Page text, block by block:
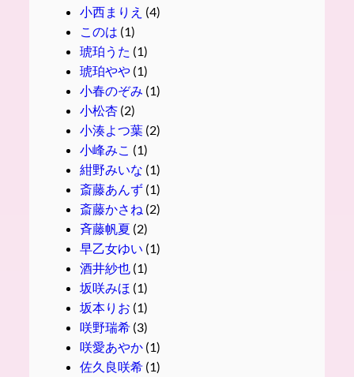
小西まりえ (4)
このは (1)
琥珀うた (1)
琥珀やや(1)
小春のぞみ (1)
小松杏(2)
小湊よつ葉(2)
小峰みこ (1)
紺野みいな (1)
斎藤あんず(1)
斎藤かさね (2)
斉藤帆夏 (2)
早乙女ゆい (1)
酒井紗也 (1)
坂咲みほ (1)
坂本りお (1)
咲野瑞希(3)
咲愛あやか(1)
佐久良咲希(1)